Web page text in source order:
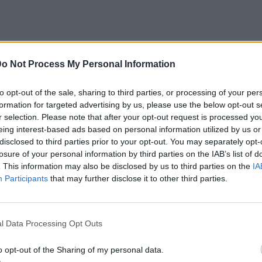
Not Process My Personal Information
opt-out of the sale, sharing to third parties, or processing of your
for targeted advertising by us, please use the below opt-out
selection. Please note that after your opt-out request is processed
interest-based ads based on personal information utilized by us
to third parties prior to your opt-out. You may separately
of your personal information by third parties on the IAB’s list of
This information may also be disclosed by us to third parties on the
Participants that may further disclose it to other third parties.
Data Processing Opt Outs
opt-out of the Sharing of my personal data.
πλάκα αυτό, δεν το έχω ξαναπεί. Έκανα
Ναυτικό Νοσοκομείο και ένας νεαρός
ένα τεστ;''. Του λέω ''άσε με τώρα''. Και με
για τεστ. Με παίρνει τηλέφωνο την
να ξαναέρθετε να κάνετε την
Μου λέει: ''Είναι ένα νούμερο που δεν
μέρα, έκανα εξέταση και ήταν ένας
όλα είναι καλά», εξομολογήθηκε ο